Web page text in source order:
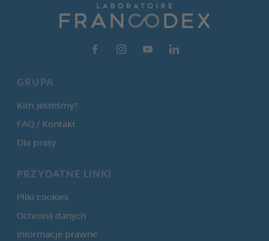
GRUPA
Kim jesteśmy?
FAQ / Kontakt
Dla prasy
PRZYDATNE LINKI
Pliki cookies
Ochrona danych
Informacje prawne